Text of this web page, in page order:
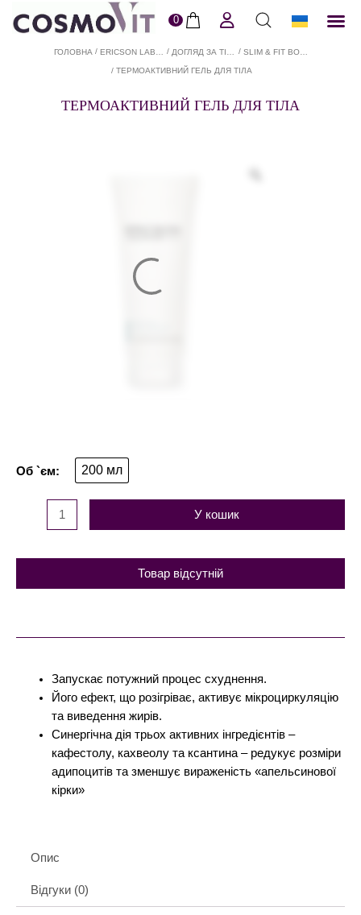
0
ГОЛОВНА / / / SLIM & FIT BODY EXPERTISE
/ ТЕРМОАКТИВНИЙ ГЕЛЬ ДЛЯ ТІЛА
ТЕРМОАКТИВНИЙ ГЕЛЬ ДЛЯ ТІЛА
200 мл
У кошик
Товар відсутній
Запускає потужний процес схуднення.
Його ефект, що розігріває, активує мікроциркуляцію
та виведення жирів.
Синергічна дія трьох активних інгредієнтів –
кафестолу, кахвеолу та ксантина – редукує розміри
адипоцитів та зменшує вираженість «апельсинової
кірки»
Опис
Відгуки (0)